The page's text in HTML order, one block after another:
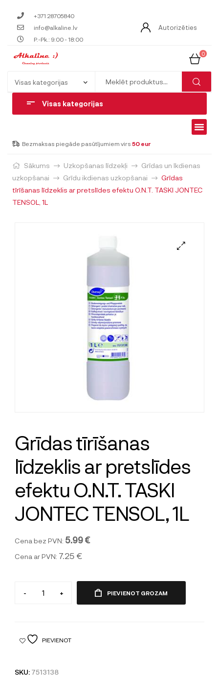
+371 28705840
info@alkaline.lv
P.-Pk.: 9:00 - 18:00
Autorizēties
0
Visas kategorijas
Bezmaksas piegāde pasūtījumiem virs 50 eur
Sākums Uzkopšanas līdzekļi
Grīdas un Ikdienas
uzkopšanai
Grīdu ikdienas uzkopšanai
Grīdas
tīrīšanas līdzeklis ar pretslīdes efektu O.N.T. TASKI JONTEC
TENSOL, 1L
Grīdas tīrīšanas
līdzeklis ar pretslīdes
efektu O.N.T. TASKI
JONTEC TENSOL, 1L
Cena bez PVN: 5.99 €
Cena ar PVN: 7.25 €
- + PIEVIENOT GROZAM
PIEVIENOT
SKU: 7513138